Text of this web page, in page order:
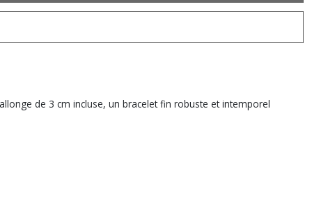
de 3 cm incluse, un bracelet fin robuste et intemporel